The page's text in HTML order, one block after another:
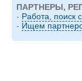
ПАРТНЕРЫ,
- Работа, поиск
- Ищем